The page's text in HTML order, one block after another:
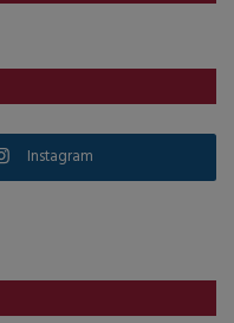
Instagram